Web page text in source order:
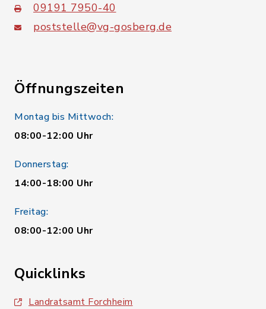
09191 7950-40
poststelle@vg-gosberg.de
Öffnungszeiten
Montag bis Mittwoch:
08:00-12:00 Uhr
Donnerstag:
14:00-18:00 Uhr
Freitag:
08:00-12:00 Uhr
Quicklinks
Landratsamt Forchheim